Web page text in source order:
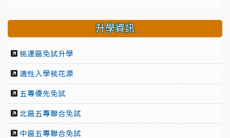
升學資訊
桃連區免試升學
適性入學桃花源
五專優先免試
北區五專聯合免試
中區五專聯合免試